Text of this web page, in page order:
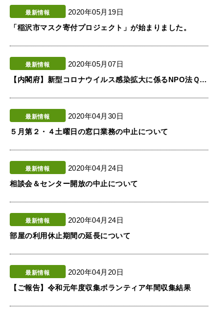
最新情報
2020年05月19日
「稲沢市マスク寄付プロジェクト」が始まりました。
最新情報
2020年05月07日
【内閣府】新型コロナウイルス感染拡大に係るNPO法Ｑ＆Ａ
最新情報
2020年04月30日
５月第２・４土曜日の窓口業務の中止について
最新情報
2020年04月24日
相談会＆センター開放の中止について
最新情報
2020年04月24日
部屋の利用休止期間の延長について
最新情報
2020年04月20日
【ご報告】令和元年度収集ボランティア年間収集結果